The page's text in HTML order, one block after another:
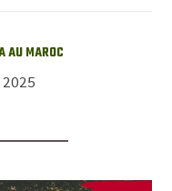
AU MAROC